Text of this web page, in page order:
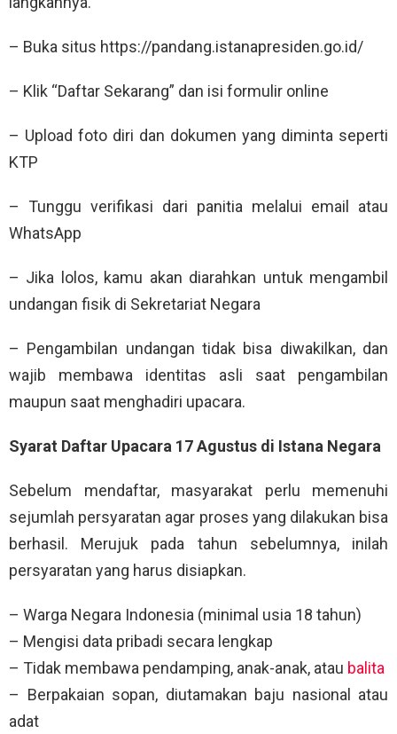
– Buka situs https://pandang.istanapresiden.go.id/
– Klik “Daftar Sekarang” dan isi formulir online
– Upload foto diri dan dokumen yang diminta seperti
KTP
– Tunggu verifikasi dari panitia melalui email atau
WhatsApp
– Jika lolos, kamu akan diarahkan untuk mengambil
undangan fisik di Sekretariat Negara
– Pengambilan undangan tidak bisa diwakilkan, dan
wajib membawa identitas asli saat pengambilan
maupun saat menghadiri upacara.
Syarat Daftar Upacara 17 Agustus di Istana Negara
Sebelum mendaftar, masyarakat perlu memenuhi
sejumlah persyaratan agar proses yang dilakukan bisa
berhasil. Merujuk pada tahun sebelumnya, inilah
persyaratan yang harus disiapkan.
– Warga Negara Indonesia (minimal usia 18 tahun)
– Mengisi data pribadi secara lengkap
– Tidak membawa pendamping, anak-anak, atau balita
– Berpakaian sopan, diutamakan baju nasional atau
adat